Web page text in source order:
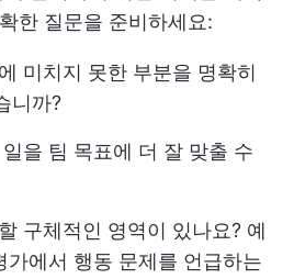
한 질문을 준비하세요:
미치지 못한 부분을 명확히
니까?
을 팀 목표에 더 잘 맞출 수
구체적인 영역이 있나요? 예
가에서 행동 문제를 언급하는